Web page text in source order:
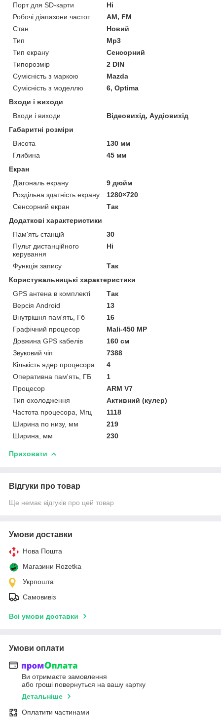
Порт для SD-карти
Ні
Робочі діапазони частот
AM, FM
Стан
Новий
Тип
Mp3
Тип екрану
Сенсорний
Типорозмір
2 DIN
Сумісність з маркою
Mazda
Сумісність з моделлю
6, Optima
Входи і виходи
Входи і виходи
Відеовихід, Аудіовихід
Габаритні розміри
Висота
130 мм
Глибина
45 мм
Екран
Діагональ екрану
9 дюйм
Роздільна здатність екрану
1280×720
Сенсорний екран
Так
Додаткові характеристики
Пам'ять станцій
30
Пульт дистанційного
керування
Ні
Функція запису
Так
Користувальницькі характеристики
GPS антена в комплекті
Так
Версія Android
13
Внутрішня пам'ять, Гб
16
Графічний процесор
Mali-450 MP
Довжина GPS кабелів
160 см
Звуковий чіп
7388
Кількість ядер процесора
4
Оперативна пам'ять, ГБ
1
Процесор
ARM V7
Тип охолодження
Активний (кулер)
Частота процесора, Мгц
1118
Ширина по низу, мм
219
Ширина, мм
230
Приховати
Відгуки про товар
Ще немає відгуків про цей товар
Умови доставки
Нова Пошта
Магазини Rozetka
Укрпошта
Самовивіз
Всі умови доставки
Умови оплати
Ви отримаєте замовлення
або гроші повернуться на вашу картку
Детальніше
Оплатити частинами